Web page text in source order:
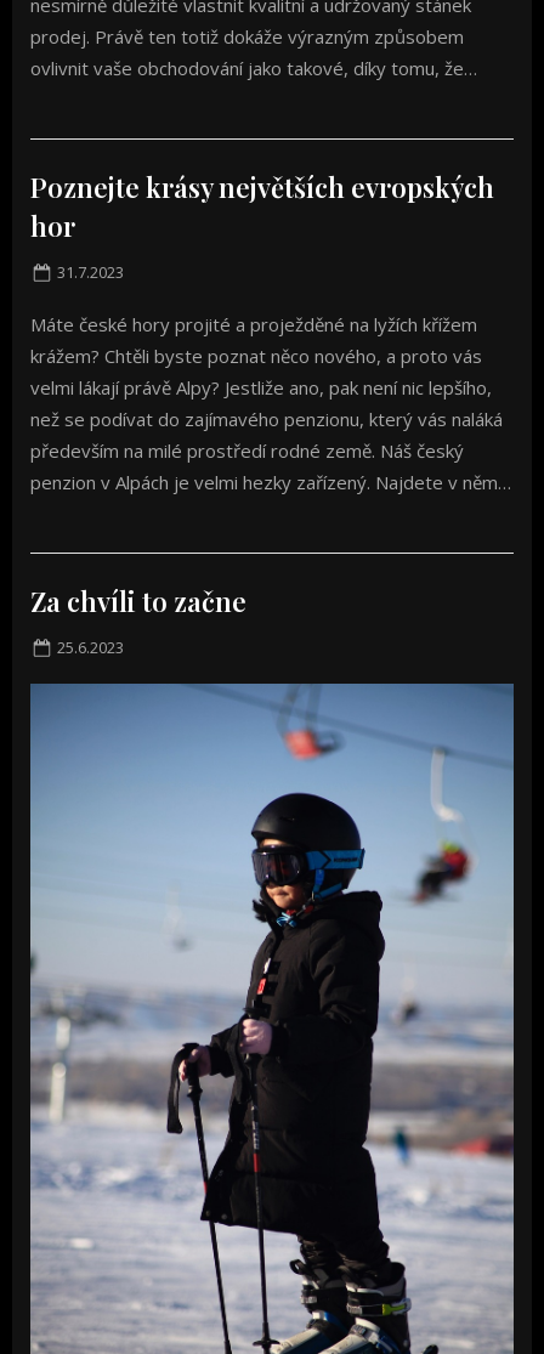
nesmírně důležité vlastnit kvalitní a udržovaný stánek
prodej. Právě ten totiž dokáže výrazným způsobem
ovlivnit vaše obchodování jako takové, díky tomu, že…
Poznejte krásy největších evropských
hor
Posted
31.7.2023
Máte české hory projité a proježděné na lyžích křížem
krážem? Chtěli byste poznat něco nového, a proto vás
velmi lákají právě Alpy? Jestliže ano, pak není nic lepšího,
než se podívat do zajímavého penzionu, který vás naláká
především na milé prostředí rodné země. Náš český
penzion v Alpách je velmi hezky zařízený. Najdete v něm…
Za chvíli to začne
Posted
25.6.2023